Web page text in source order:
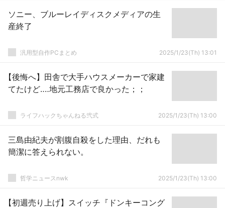
ソニー、ブルーレイディスクメディアの生
産終了
汎用型自作PCまとめ 2025/1/23(Th) 13:01
【後悔へ】田舎で大手ハウスメーカーで家建
てたけど‥‥地元工務店で良かった；；
ライフハックちゃんねる弐式 2025/1/23(Th) 13:00
三島由紀夫が割腹自殺をした理由、だれも
簡潔に答えられない。
哲学ニュースnwk 2025/1/23(Th) 13:00
【初週売り上げ】スイッチ『ドンキーコング